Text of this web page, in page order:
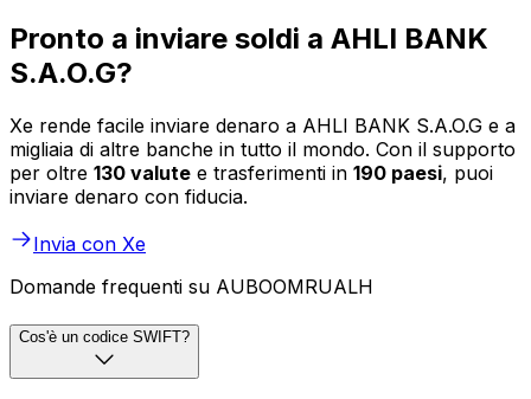
Pronto a inviare soldi a AHLI BANK
S.A.O.G?
Xe rende facile inviare denaro a AHLI BANK S.A.O.G e a
migliaia di altre banche in tutto il mondo. Con il supporto
per oltre 130 valute e trasferimenti in 190 paesi, puoi
inviare denaro con fiducia.
Invia con Xe
Domande frequenti su AUBOOMRUALH
Cos'è un codice SWIFT?